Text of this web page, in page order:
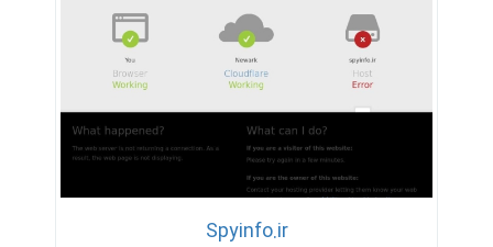
Spyinfo.ir